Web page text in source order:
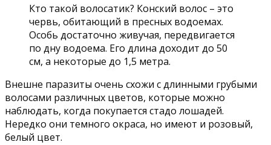
Кто такой волосатик? Конский волос – это
червь, обитающий в пресных водоемах.
Особь достаточно живучая, передвигается
по дну водоема. Его длина доходит до 50
см, а некоторые до 1,5 метра.
Внешне паразиты очень схожи с длинными грубыми
волосами различных цветов, которые можно
наблюдать, когда покупается стадо лошадей.
Нередко они темного окраса, но имеют и розовый,
белый цвет.